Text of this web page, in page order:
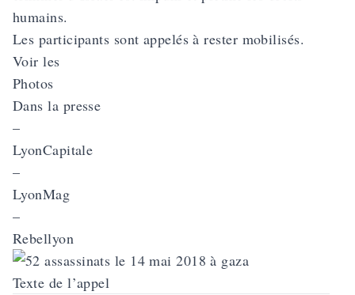
humains.
Les participants sont appelés à rester mobilisés.
Voir les
Photos
Dans la presse
–
LyonCapitale
–
LyonMag
–
Rebellyon
Texte de l’appel